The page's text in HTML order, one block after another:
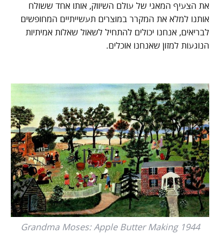
את הצעיף המאגי של עולם השיווק, אותו אחד ששולח
אותנו למלא את המקרר במוצרים תעשייתיים המחופשים
לבריאים, אנחנו יכולים להתחיל לשאול שאלות אמיתיות
הנוגעות למזון שאנחנו אוכלים.
1944 Grandma Moses: Apple Butter Making